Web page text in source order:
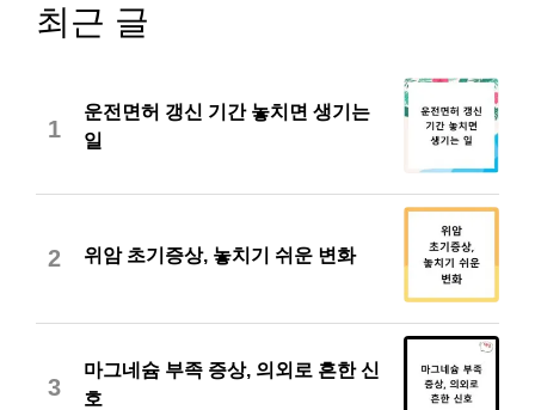
최근 글
1
운전면허 갱신 기간 놓치면 생기는
일
2 위암 초기증상, 놓치기 쉬운 변화
3
마그네슘 부족 증상, 의외로 흔한 신
호